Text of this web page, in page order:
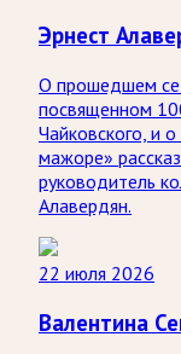
Эрнест
О прошедшем
посвященном
Чайковского, и
мажоре»
руководитель
Алавердян.
22 июля 2026
Валентина